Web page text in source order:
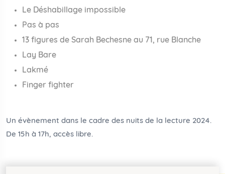
Le Déshabillage impossible
Pas à pas
13 figures de Sarah Bechesne au 71, rue Blanche
Lay Bare
Lakmé
Finger fighter
Un évènement dans le cadre des nuits de la lecture 2024.
De 15h à 17h, accès libre.